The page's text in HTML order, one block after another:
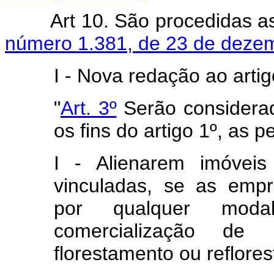
Art 10. São procedidas
número 1.381, de 23 de
I - Nova redação ao
"Art. 3ºSerão
os fins do artigo 1º, as
I - Alienarem
vinculadas, se as
por qualquer
comercialização
florestamento ou